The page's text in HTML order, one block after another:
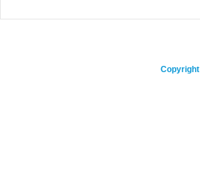
Copyright